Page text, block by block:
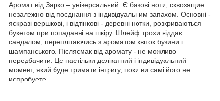
Аромат від Зарко – універсальний. Є базові ноти, сквозящие
незалежно від поєднання з індивідуальним запахом. Основні -
яскраві вершкові, і відтінкові - деревні нотки, розкриваються
букетом при попаданні на шкіру. Шлейф трохи віддає
сандалом, переплітаючись з ароматом квіток бузини і
шампанського. Післясмак від аромату - не можливо
передбачити. Це настільки делікатний і індивідуальний
момент, який буде тримати інтригу, поки ви самі його не
испробуете.